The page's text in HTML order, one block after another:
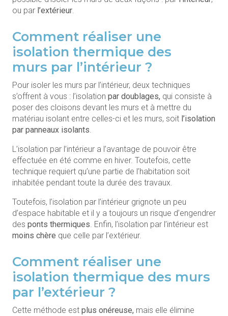
ou par l’extérieur.
Comment réaliser une
isolation thermique des
murs par l’intérieur ?
Pour isoler les murs par l’intérieur, deux techniques
s’offrent à vous : l’isolation par doublages, qui consiste à
poser des cloisons devant les murs et à mettre du
matériau isolant entre celles-ci et les murs, soit l’isolation
par panneaux isolants.
L’isolation par l’intérieur a l’avantage de pouvoir être
effectuée en été comme en hiver. Toutefois, cette
technique requiert qu’une partie de l’habitation soit
inhabitée pendant toute la durée des travaux.
Toutefois, l’isolation par l’intérieur grignote un peu
d’espace habitable et il y a toujours un risque d’engendrer
des ponts thermiques. Enfin, l’isolation par l’intérieur est
moins chère que celle par l’extérieur.
Comment réaliser une
isolation thermique des murs
par l’extérieur ?
Cette méthode est plus onéreuse, mais elle élimine